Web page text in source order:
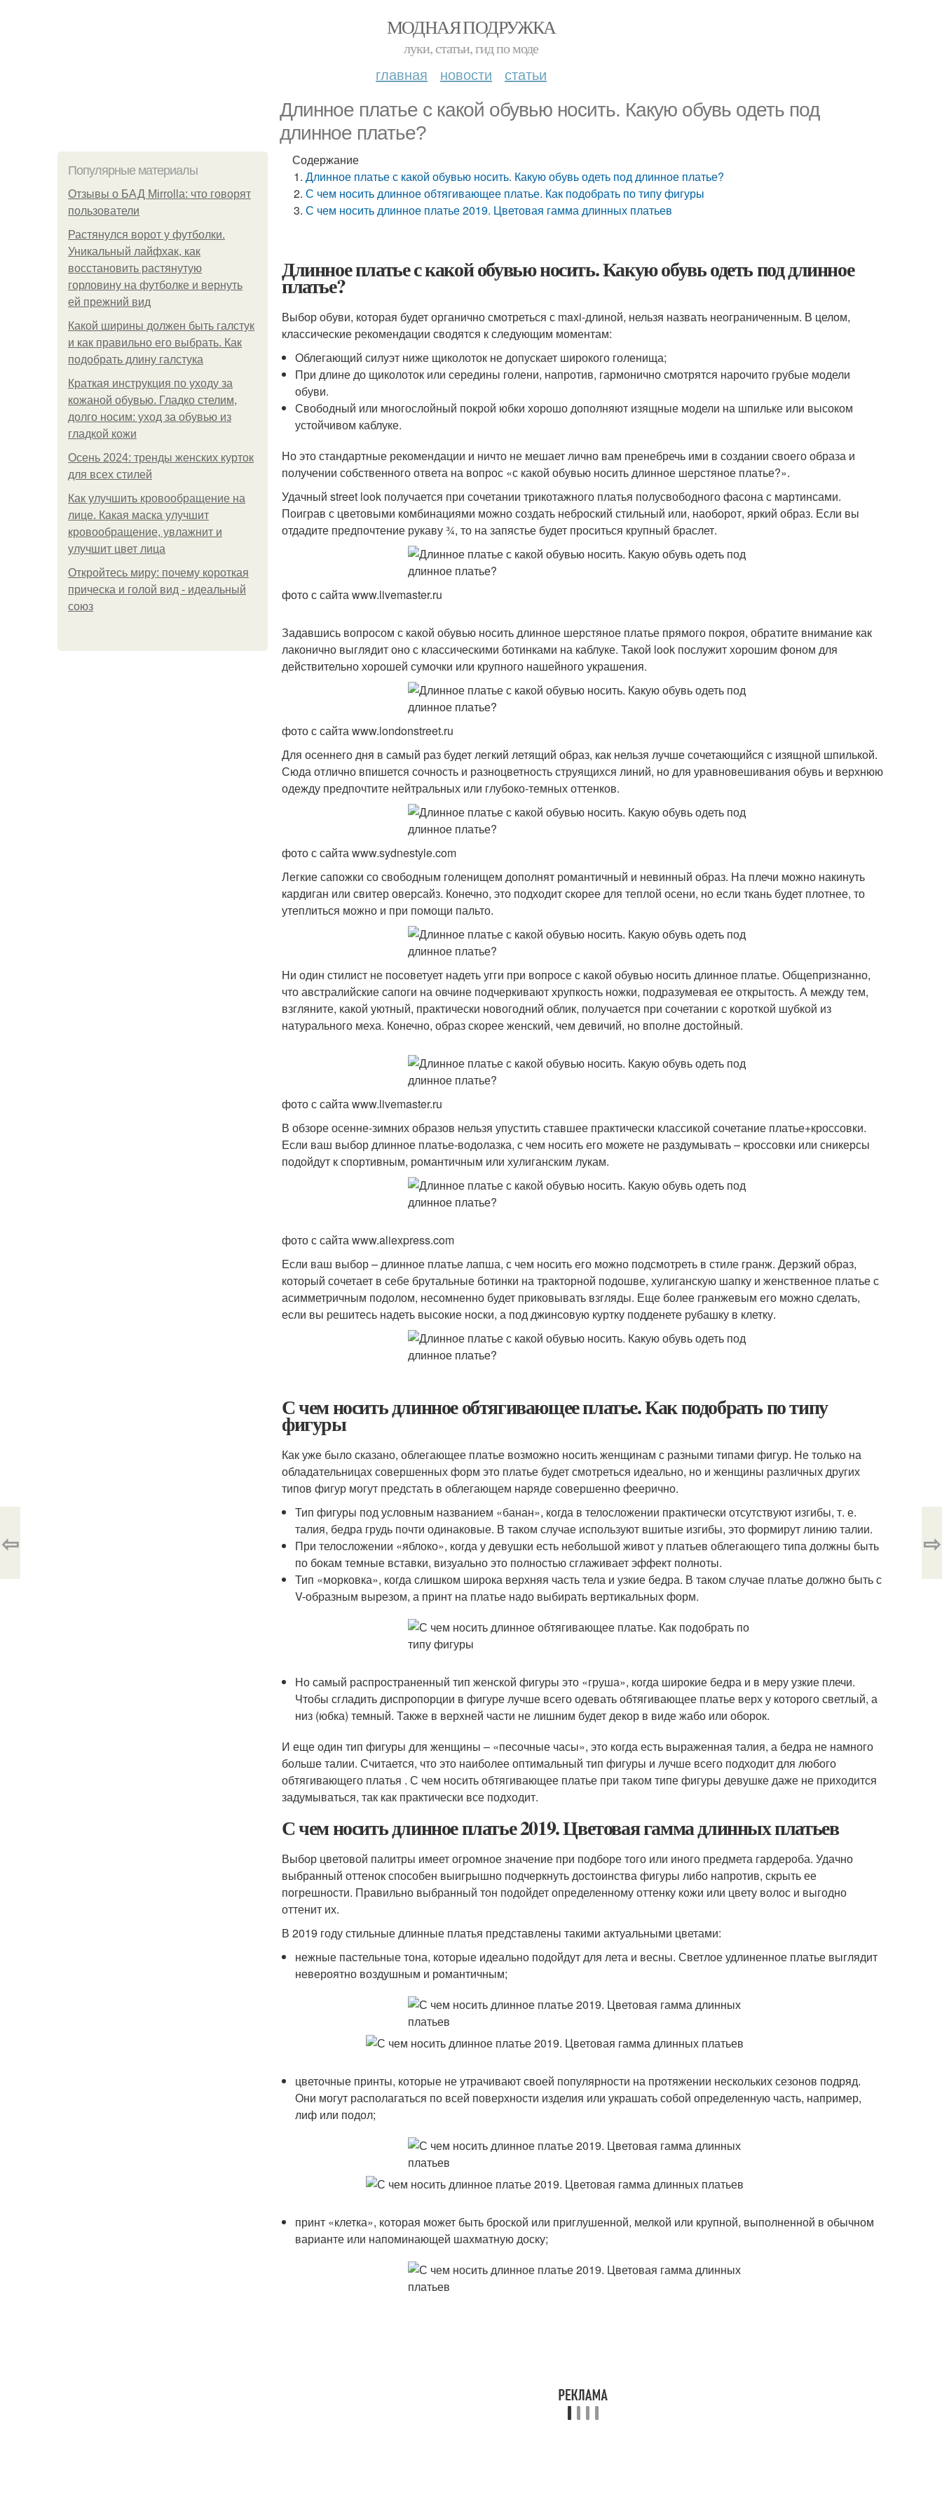
МОДНАЯ ПОДРУЖКА
луки, статьи, гид по моде
главная новости статьи
Длинное платье с какой обувью носить. Какую обувь одеть под
длинное платье?
Популярные материалы
Отзывы о БАД Mirrolla: что говорят
пользователи
Растянулся ворот у футболки.
Уникальный лайфхак, как
восстановить растянутую
горловину на футболке и вернуть
ей прежний вид
Какой ширины должен быть галстук
и как правильно его выбрать. Как
подобрать длину галстука
Краткая инструкция по уходу за
кожаной обувью. Гладко стелим,
долго носим: уход за обувью из
гладкой кожи
Осень 2024: тренды женских курток
для всех стилей
Как улучшить кровообращение на
лице. Какая маска улучшит
кровообращение, увлажнит и
улучшит цвет лица
Откройтесь миру: почему короткая
прическа и голой вид - идеальный
союз
Содержание
Длинное платье с какой обувью носить. Какую обувь одеть под длинное платье?
С чем носить длинное обтягивающее платье. Как подобрать по типу фигуры
С чем носить длинное платье 2019. Цветовая гамма длинных платьев
Длинное платье с какой обувью носить. Какую обувь одеть под длинное
платье?
Выбор обуви, которая будет органично смотреться с maxi-длиной, нельзя назвать неограниченным. В целом,
классические рекомендации сводятся к следующим моментам:
Облегающий силуэт ниже щиколоток не допускает широкого голенища;
При длине до щиколоток или середины голени, напротив, гармонично смотрятся нарочито грубые модели
обуви.
Свободный или многослойный покрой юбки хорошо дополняют изящные модели на шпильке или высоком
устойчивом каблуке.
Но это стандартные рекомендации и ничто не мешает лично вам пренебречь ими в создании своего образа и
получении собственного ответа на вопрос «с какой обувью носить длинное шерстяное платье?».
Удачный street look получается при сочетании трикотажного платья полусвободного фасона с мартинсами.
Поиграв с цветовыми комбинациями можно создать неброский стильный или, наоборот, яркий образ. Если вы
отдадите предпочтение рукаву ¾, то на запястье будет проситься крупный браслет.
фото с сайта www.livemaster.ru
Задавшись вопросом с какой обувью носить длинное шерстяное платье прямого покроя, обратите внимание как
лаконично выглядит оно с классическими ботинками на каблуке. Такой look послужит хорошим фоном для
действительно хорошей сумочки или крупного нашейного украшения.
фото с сайта www.londonstreet.ru
Для осеннего дня в самый раз будет легкий летящий образ, как нельзя лучше сочетающийся с изящной шпилькой.
Сюда отлично впишется сочность и разноцветность струящихся линий, но для уравновешивания обувь и верхнюю
одежду предпочтите нейтральных или глубоко-темных оттенков.
фото с сайта www.sydnestyle.com
Легкие сапожки со свободным голенищем дополнят романтичный и невинный образ. На плечи можно накинуть
кардиган или свитер оверсайз. Конечно, это подходит скорее для теплой осени, но если ткань будет плотнее, то
утеплиться можно и при помощи пальто.
Ни один стилист не посоветует надеть угги при вопросе с какой обувью носить длинное платье. Общепризнанно,
что австралийские сапоги на овчине подчеркивают хрупкость ножки, подразумевая ее открытость. А между тем,
взгляните, какой уютный, практически новогодний облик, получается при сочетании с короткой шубкой из
натурального меха. Конечно, образ скорее женский, чем девичий, но вполне достойный.
фото с сайта www.livemaster.ru
В обзоре осенне-зимних образов нельзя упустить ставшее практически классикой сочетание платье+кроссовки.
Если ваш выбор длинное платье-водолазка, с чем носить его можете не раздумывать – кроссовки или сникерсы
подойдут к спортивным, романтичным или хулиганским лукам.
фото с сайта www.aliexpress.com
Если ваш выбор – длинное платье лапша, с чем носить его можно подсмотреть в стиле гранж. Дерзкий образ,
который сочетает в себе брутальные ботинки на тракторной подошве, хулиганскую шапку и женственное платье с
асимметричным подолом, несомненно будет приковывать взгляды. Еще более гранжевым его можно сделать,
если вы решитесь надеть высокие носки, а под джинсовую куртку подденете рубашку в клетку.
С чем носить длинное обтягивающее платье. Как подобрать по типу
фигуры
Как уже было сказано, облегающее платье возможно носить женщинам с разными типами фигур. Не только на
обладательницах совершенных форм это платье будет смотреться идеально, но и женщины различных других
типов фигур могут предстать в облегающем наряде совершенно феерично.
Тип фигуры под условным названием «банан», когда в телосложении практически отсутствуют изгибы, т. е.
талия, бедра грудь почти одинаковые. В таком случае используют вшитые изгибы, это формирут линию талии.
При телосложении «яблоко», когда у девушки есть небольшой живот у платьев облегающего типа должны быть
по бокам темные вставки, визуально это полностью сглаживает эффект полноты.
Тип «морковка», когда слишком широка верхняя часть тела и узкие бедра. В таком случае платье должно быть с
V-образным вырезом, а принт на платье надо выбирать вертикальных форм.
Но самый распространенный тип женской фигуры это «груша», когда широкие бедра и в меру узкие плечи.
Чтобы сгладить диспропорции в фигуре лучше всего одевать обтягивающее платье верх у которого светлый, а
низ (юбка) темный. Также в верхней части не лишним будет декор в виде жабо или оборок.
И еще один тип фигуры для женщины – «песочные часы», это когда есть выраженная талия, а бедра не намного
больше талии. Считается, что это наиболее оптимальный тип фигуры и лучше всего подходит для любого
обтягивающего платья . С чем носить обтягивающее платье при таком типе фигуры девушке даже не приходится
задумываться, так как практически все подходит.
С чем носить длинное платье 2019. Цветовая гамма длинных платьев
Выбор цветовой палитры имеет огромное значение при подборе того или иного предмета гардероба. Удачно
выбранный оттенок способен выигрышно подчеркнуть достоинства фигуры либо напротив, скрыть ее
погрешности. Правильно выбранный тон подойдет определенному оттенку кожи или цвету волос и выгодно
оттенит их.
В 2019 году стильные длинные платья представлены такими актуальными цветами:
нежные пастельные тона, которые идеально подойдут для лета и весны. Светлое удлиненное платье выглядит
невероятно воздушным и романтичным;
цветочные принты, которые не утрачивают своей популярности на протяжении нескольких сезонов подряд.
Они могут располагаться по всей поверхности изделия или украшать собой определенную часть, например,
лиф или подол;
принт «клетка», которая может быть броской или приглушенной, мелкой или крупной, выполненной в обычном
варианте или напоминающей шахматную доску;
⇦ ⇨